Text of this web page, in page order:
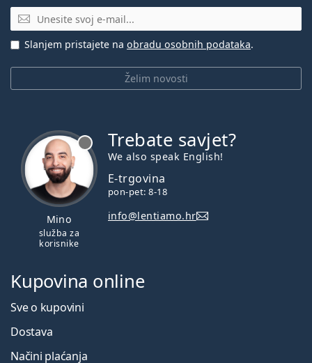
E-mail
Želim novosti
Slanjem pristajete na obradu osobnih podataka.
Mino
služba za
korisnike
Trebate savjet?
We also speak English!
E-trgovina
pon-pet: 8-18
info@lentiamo.hr
Kupovina online
Sve o kupovini
Dostava
Načini plaćanja